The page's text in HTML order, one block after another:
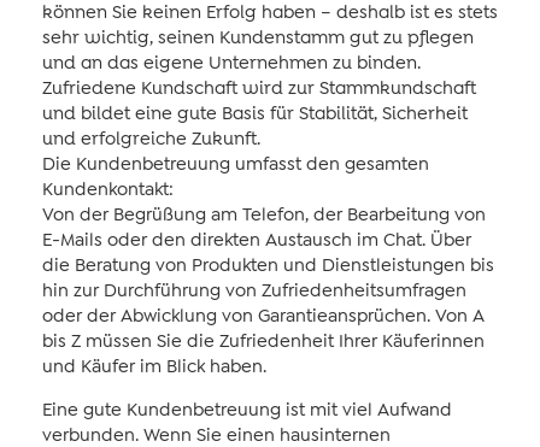
können Sie keinen Erfolg haben – deshalb ist es stets
sehr wichtig, seinen Kundenstamm gut zu pflegen
und an das eigene Unternehmen zu binden.
Zufriedene Kundschaft wird zur Stammkundschaft
und bildet eine gute Basis für Stabilität, Sicherheit
und erfolgreiche Zukunft.
Die Kundenbetreuung umfasst den gesamten
Kundenkontakt:
Von der Begrüßung am Telefon, der Bearbeitung von
E-Mails oder den direkten Austausch im Chat. Über
die Beratung von Produkten und Dienstleistungen bis
hin zur Durchführung von Zufriedenheitsumfragen
oder der Abwicklung von Garantieansprüchen. Von A
bis Z müssen Sie die Zufriedenheit Ihrer Käuferinnen
und Käufer im Blick haben.
Eine gute Kundenbetreuung ist mit viel Aufwand
verbunden. Wenn Sie einen hausinternen